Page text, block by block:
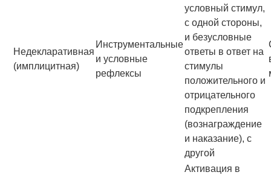
Недекларативная
(имплицитная)
Инструментальные
и условные
рефлексы
условный стимул,
с одной стороны,
и безусловные
ответы в ответ на
стимулы
положительного и
отрицательного
подкрепления
(вознаграждение
и наказание), с
другой
Активация в